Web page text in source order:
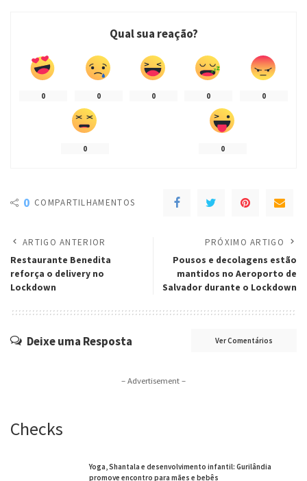
Qual sua reação?
0 0 0 0 0
0 0
0 COMPARTILHAMENTOS
ARTIGO ANTERIOR
Restaurante Benedita
reforça o delivery no
Lockdown
PRÓXIMO ARTIGO
Pousos e decolagens estão
mantidos no Aeroporto de
Salvador durante o Lockdown
Deixe uma Resposta Ver Comentários
– Advertisement –
Checks
Yoga, Shantala e desenvolvimento infantil: Gurilândia
promove encontro para mães e bebês